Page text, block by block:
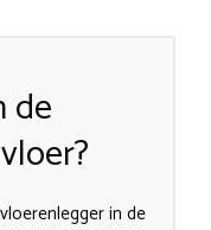
de
in de